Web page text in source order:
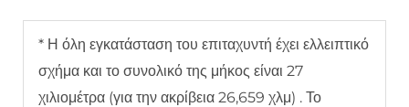
* Η όλη εγκατάσταση του επιταχυντή έχει ελλειπτικό
σχήμα και το συνολικό της μήκος είναι 27
χιλιομέτρα (για την ακρίβεια 26,659 χλμ) . Το